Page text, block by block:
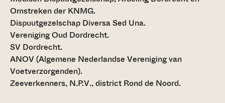
Omstreken der KNMG.
Dispuutgezelschap Diversa Sed Una.
Vereniging Oud Dordrecht.
SV Dordrecht.
ANOV (Algemene Nederlandse Vereniging van
Voetverzorgenden).
Zeeverkenners, N.P.V., district Rond de Noord.